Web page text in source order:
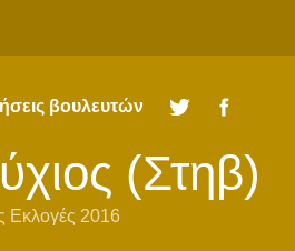
βουλευτών Twitter
(Στηβ)
Εκλογές 2016